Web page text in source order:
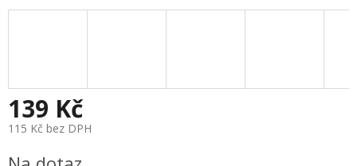
139 Kč
115 Kč bez DPH